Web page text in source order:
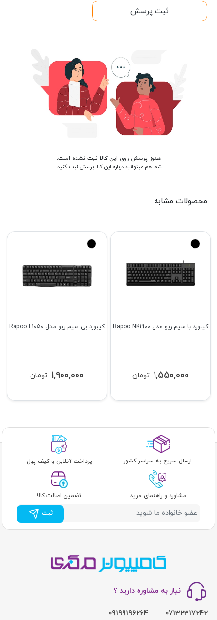
ثبت پرسش
هنوز پرسش روی این کالا ثبت نشده است.
شما هم میتوانید درباره این کالا پرسش ثبت کنید.
محصولات مشابه
کیبورد بی سیم رپو مدل Rapoo E1050
تومان 1,900,000
کیبورد با سیم رپو مدل Rapoo NK1900
تومان 1,550,000
ارسال سریع به سراسر کشور پرداخت آنلاین و کیف پول
مشاوره و راهنمای خرید تضمین اصالت کالا
ثبت
نیاز به مشاوره دارید ؟
07132317242
09199196264